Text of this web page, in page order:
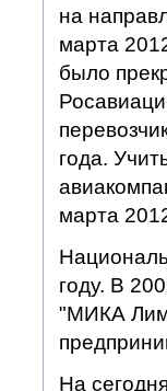
на
марта
было
года.
марта
году. В
"МИКА
На